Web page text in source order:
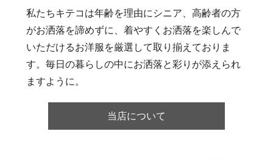
私たちキテコは年齢を理由にシニア、高齢者の方
がお洒落を諦めずに、着やすくお洒落を楽しんで
いただけるお洋服を厳選して取り揃えておりま
す。毎日の暮らしの中にお洒落と彩りが添えられ
ますように。
当店について